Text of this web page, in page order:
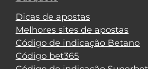
Dicas de apostas
Melhores sites de apostas
Código de indicação Betano
Código bet365